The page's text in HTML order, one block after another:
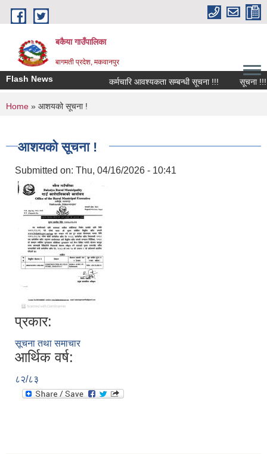
Skip to main content
बकैया गाउँपालिका
बागमती प्रदेश, मकवानपुर
Flash News कर्मचारि आवश्यकता सम्बन्धी सूचना !!! सूचना !!!
You are here
Home » आशयको सूचना !
आशयको सूचना !
Submitted on: Thu, 04/16/2026 - 10:41
प्रकार:
सूचना तथा समाचार
आर्थिक वर्ष:
८२/८३